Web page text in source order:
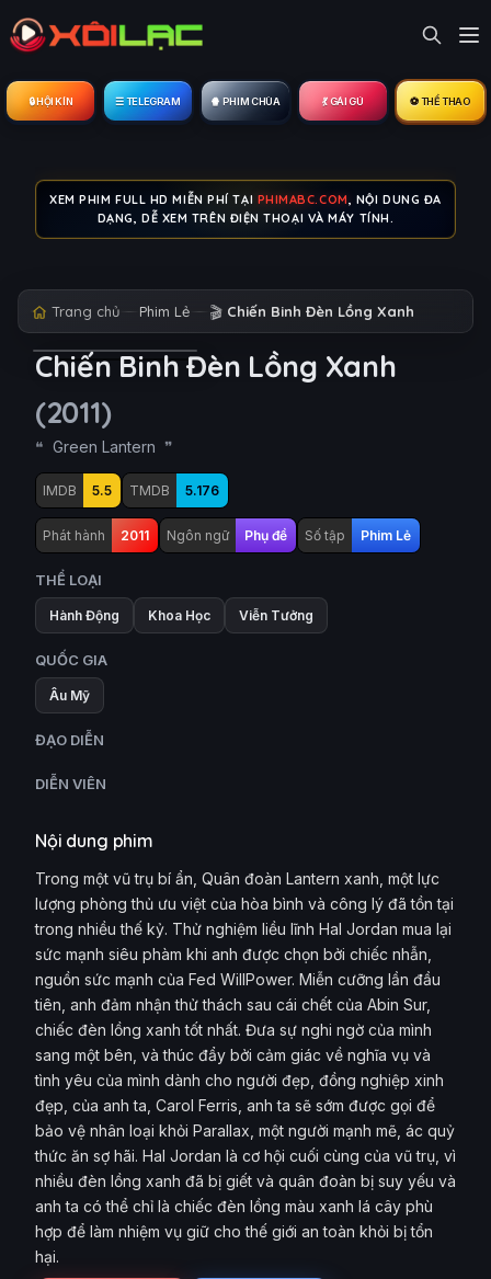
🔒︎ HỘI KÍN ☰ TELEGRAM 🍿 PHIM CHÙA 💃 GÁI GÚ ⚽ THỂ THAO
XEM PHIM FULL HD MIỄN PHÍ TẠI PHIMABC.COM, NỘI DUNG ĐA
DẠNG, DỄ XEM TRÊN ĐIỆN THOẠI VÀ MÁY TÍNH.
Trang chủ Phim Lẻ 🎬 Chiến Binh Đèn Lồng Xanh
Chiến Binh Đèn Lồng Xanh
(2011)
Green Lantern
IMDB 5.5 TMDB 5.176
Phát hành 2011 Ngôn ngữ Phụ đề Số tập Phim Lẻ
THỂ LOẠI
Hành Động Khoa Học Viễn Tưởng
QUỐC GIA
Âu Mỹ
ĐẠO DIỄN
DIỄN VIÊN
Nội dung phim
Trong một vũ trụ bí ẩn, Quân đoàn Lantern xanh, một lực
lượng phòng thủ ưu việt của hòa bình và công lý đã tồn tại
trong nhiều thế kỷ. Thử nghiệm liều lĩnh Hal Jordan mua lại
sức mạnh siêu phàm khi anh được chọn bởi chiếc nhẫn,
nguồn sức mạnh của Fed WillPower. Miễn cưỡng lần đầu
tiên, anh đảm nhận thử thách sau cái chết của Abin Sur,
chiếc đèn lồng xanh tốt nhất. Đưa sự nghi ngờ của mình
sang một bên, và thúc đẩy bởi cảm giác về nghĩa vụ và
tình yêu của mình dành cho người đẹp, đồng nghiệp xinh
đẹp, của anh ta, Carol Ferris, anh ta sẽ sớm được gọi để
bảo vệ nhân loại khỏi Parallax, một người mạnh mẽ, ác quỷ
thức ăn sợ hãi. Hal Jordan là cơ hội cuối cùng của vũ trụ, vì
nhiều đèn lồng xanh đã bị giết và quân đoàn bị suy yếu và
anh ta có thể chỉ là chiếc đèn lồng màu xanh lá cây phù
hợp để làm nhiệm vụ giữ cho thế giới an toàn khỏi bị tổn
hại.